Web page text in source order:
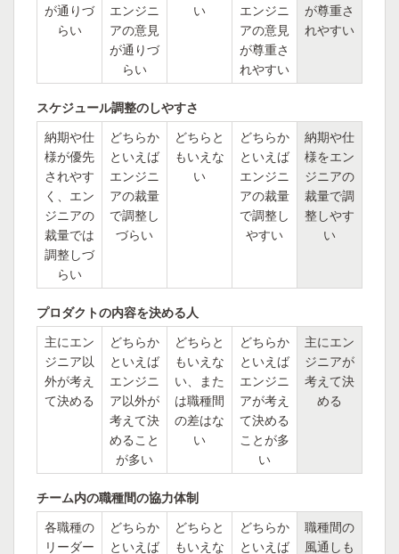
が通りづ
らい
エンジニ
アの意見
が通りづ
らい
い
エンジニ
アの意見
が尊重さ
れやすい
が尊重さ
れやすい
スケジュール調整のしやすさ
納期や仕
様が優先
されやす
く、エン
ジニアの
裁量では
調整しづ
らい
どちらか
といえば
エンジニ
アの裁量
で調整し
づらい
どちらと
もいえな
い
どちらか
といえば
エンジニ
アの裁量
で調整し
やすい
納期や仕
様をエン
ジニアの
裁量で調
整しやす
い
プロダクトの内容を決める人
主にエン
ジニア以
外が考え
て決める
どちらか
といえば
エンジニ
ア以外が
考えて決
めること
が多い
どちらと
もいえな
い、また
は職種間
の差はな
い
どちらか
といえば
エンジニ
アが考え
て決める
ことが多
い
主にエン
ジニアが
考えて決
める
チーム内の職種間の協力体制
各職種の
リーダー
どちらか
といえば
どちらと
もいえな
どちらか
といえば
職種間の
風通しも